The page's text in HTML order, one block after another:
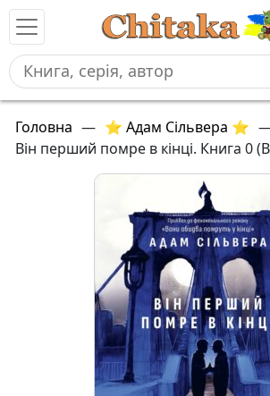
Головна — ⭐ Адам Сільвера ⭐
Він перший помре в кінці. Книга 0